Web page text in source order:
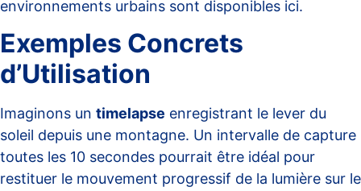
environnements urbains sont disponibles ici.
Exemples Concrets
d’Utilisation
Imaginons un timelapse enregistrant le lever du
soleil depuis une montagne. Un intervalle de capture
toutes les 10 secondes pourrait être idéal pour
restituer le mouvement progressif de la lumière sur le